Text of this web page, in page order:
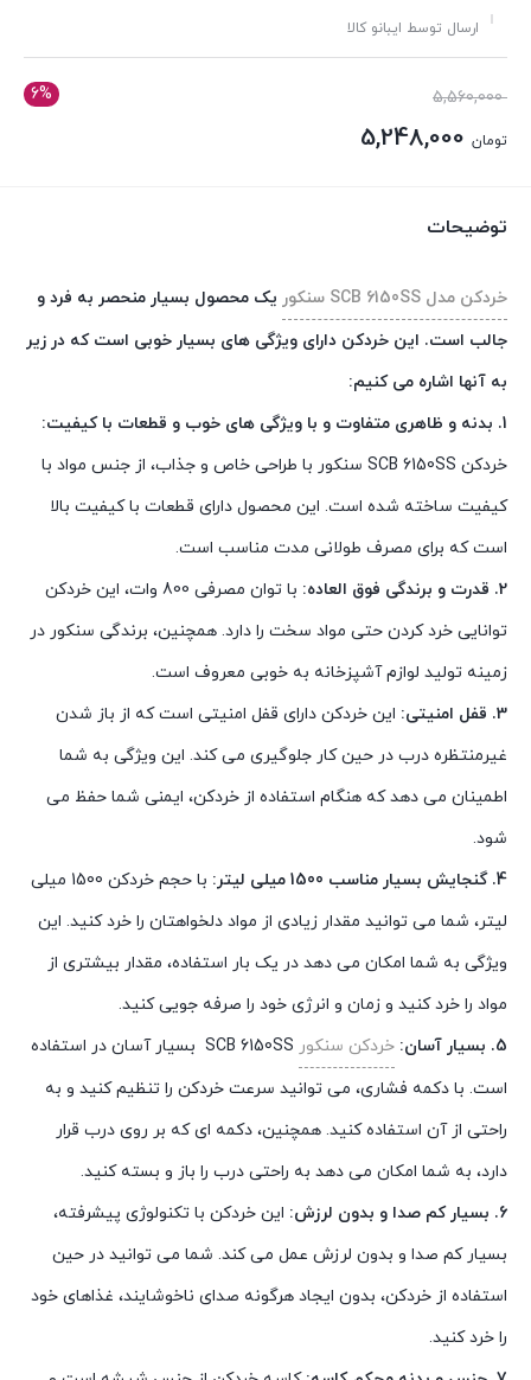
ارسال توسط ایبانو کالا
6% 5,560,000
قیمت
اصلی:
تومان
تومان 5,248,000.
توضیحات
خردکن مدل SCB 6150SS سنکور
یک محصول بسیار منحصر به فرد و
جالب است. این خردکن دارای ویژگی های بسیار خوبی است که در زیر
به آنها اشاره می کنیم:
1. بدنه و ظاهری متفاوت و با ویژگی های خوب و قطعات با کیفیت:
خردکن SCB 6150SS سنکور با طراحی خاص و جذاب، از جنس مواد با
کیفیت ساخته شده است. این محصول دارای قطعات با کیفیت بالا
است که برای مصرف طولانی مدت مناسب است.
2. قدرت و برندگی فوق العاده:
با توان مصرفی 800 وات، این خردکن
توانایی خرد کردن حتی مواد سخت را دارد. همچنین، برندگی سنکور در
زمینه تولید لوازم آشپزخانه به خوبی معروف است.
3. قفل امنیتی:
این خردکن دارای قفل امنیتی است که از باز شدن
غیرمنتظره درب در حین کار جلوگیری می کند. این ویژگی به شما
اطمینان می دهد که هنگام استفاده از خردکن، ایمنی شما حفظ می
شود.
4. گنجایش بسیار مناسب 1500 میلی لیتر:
با حجم خردکن 1500 میلی
لیتر، شما می توانید مقدار زیادی از مواد دلخواهتان را خرد کنید. این
ویژگی به شما امکان می دهد در یک بار استفاده، مقدار بیشتری از
مواد را خرد کنید و زمان و انرژی خود را صرفه جویی کنید.
5. بسیار آسان:
خردکن سنکور
SCB 6150SS بسیار آسان در استفاده
است. با دکمه فشاری، می توانید سرعت خردکن را تنظیم کنید و به
راحتی از آن استفاده کنید. همچنین، دکمه ای که بر روی درب قرار
دارد، به شما امکان می دهد به راحتی درب را باز و بسته کنید.
6. بسیار کم صدا و بدون لرزش:
این خردکن با تکنولوژی پیشرفته،
بسیار کم صدا و بدون لرزش عمل می کند. شما می توانید در حین
استفاده از خردکن، بدون ایجاد هرگونه صدای ناخوشایند، غذاهای خود
را خرد کنید.